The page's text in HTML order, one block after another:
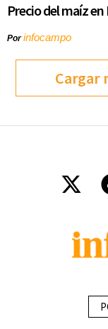
Precio del maíz
Porinfocampo
Cargar